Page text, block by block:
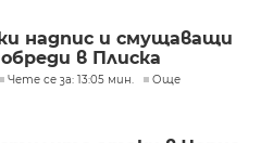
надпис и смущаващи
в Плиска
Чете се за: 13:05 мин. Още